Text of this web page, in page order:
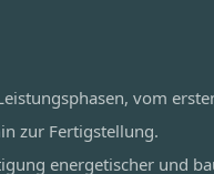
vom
zur Fertigstellung.
energetischer und